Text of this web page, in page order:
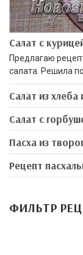
Салат с
Предлагаю
салата. Решила
Салат из
Салат с
Пасха из
Рецепт
ФИЛЬТР